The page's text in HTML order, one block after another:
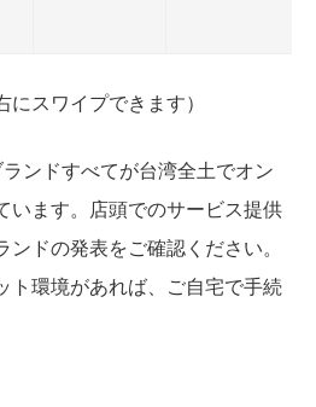
にスワイプできます）
ンドすべてが台湾全土でオン
います。店頭でのサービス提供
ドの発表をご確認ください。
ト環境があれば、ご自宅で手続